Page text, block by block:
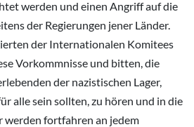
werden und einen Angriff auf die
der Regierungen jener Länder.
der Internationalen Komitees
Vorkommnisse und bitten, die
der nazistischen Lager,
alle sein sollten, zu hören und in die
werden fortfahren an jedem